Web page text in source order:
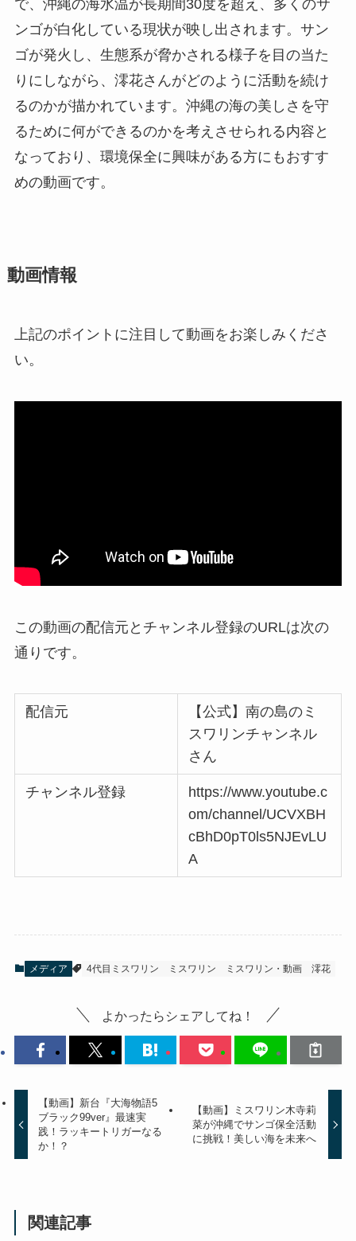
で、沖縄の海水温が長期間30度を超え、多くのサ
ンゴが白化している現状が映し出されます。サン
ゴが発火し、生態系が脅かされる様子を目の当た
りにしながら、澪花さんがどのように活動を続け
るのかが描かれています。沖縄の海の美しさを守
るために何ができるのかを考えさせられる内容と
なっており、環境保全に興味がある方にもおすす
めの動画です。
動画情報
上記のポイントに注目して動画をお楽しみくださ
い。
この動画の配信元とチャンネル登録のURLは次の
通りです。
配信元
【公式】南の島のミ
スワリンチャンネル
さん
チャンネル登録
https://www.youtube.c
om/channel/UCVXBH
cBhD0pT0ls5NJEvLU
A
メディア 4代目ミスワリン ミスワリン ミスワリン・動画 澪花
よかったらシェアしてね！
【動画】新台『大海物語5
ブラック99ver』最速実
践！ラッキートリガーなる
か！？
【動画】ミスワリン木寺莉
菜が沖縄でサンゴ保全活動
に挑戦！美しい海を未来へ
関連記事